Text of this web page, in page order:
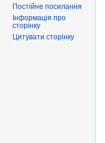
Постійне посилання
Інформація про
сторінку
Цитувати сторінку